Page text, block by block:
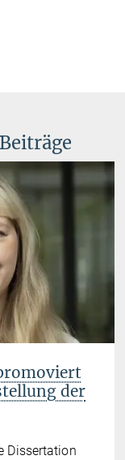
der
Dissertation